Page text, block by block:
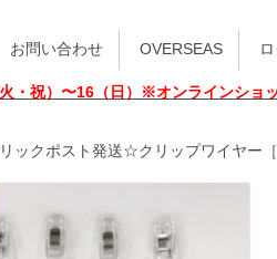
お問い合わせ OVERSEAS
・祝）〜16（日）※オンラインシ
ックポスト発送☆クリップワイヤー